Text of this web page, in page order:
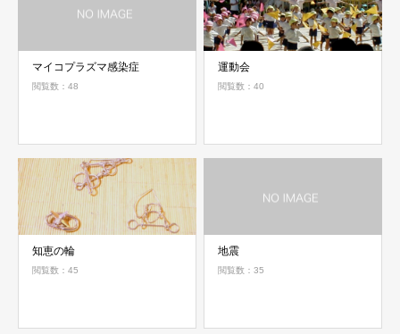
マイコプラズマ感染症
閲覧数：48
運動会
閲覧数：40
知恵の輪
閲覧数：45
地震
閲覧数：35